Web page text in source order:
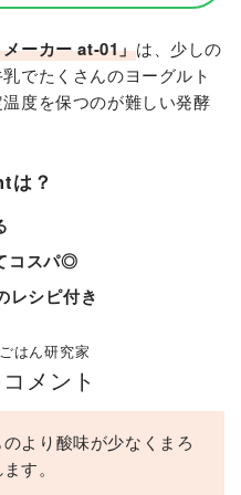
ーカー at-01」は、少しの
でたくさんのヨーグルト
度を保つのが難しい発酵
は？
コスパ◎
レシピ付き
はん研究家
メント
より酸味が少なくまろ
す。